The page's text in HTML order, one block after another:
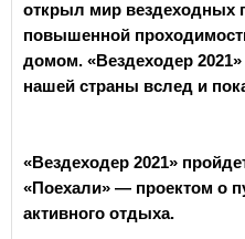
открыл мир вездеходных
повышенной
домом. «Вездеходер 2021»
нашей страны вслед и
«Вездеходер 2021»
«Поехали» — проектом о
активного отдыха.